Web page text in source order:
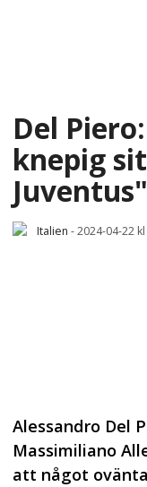
Del
knepig
Juventus"
Italien -2024-04-22
Alessandro Del
Massimiliano
att något